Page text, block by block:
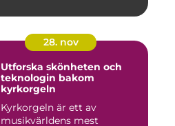
28. nov
Utforska skönheten och
teknologin bakom
kyrkorgeln
Kyrkorgeln är ett av
musikvärldens mest